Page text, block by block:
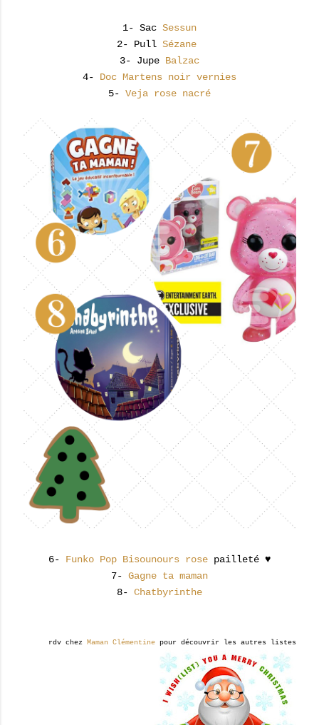
1- Sac Sessun
2- Pull Sézane
3- Jupe Balzac
4- Doc Martens noir vernies
5- Veja rose nacré
6- Funko Pop Bisounours rose pailleté ♥
7- Gagne ta maman
8- Chatbyrinthe
rdv chez Maman Clémentine pour découvrir les autres listes